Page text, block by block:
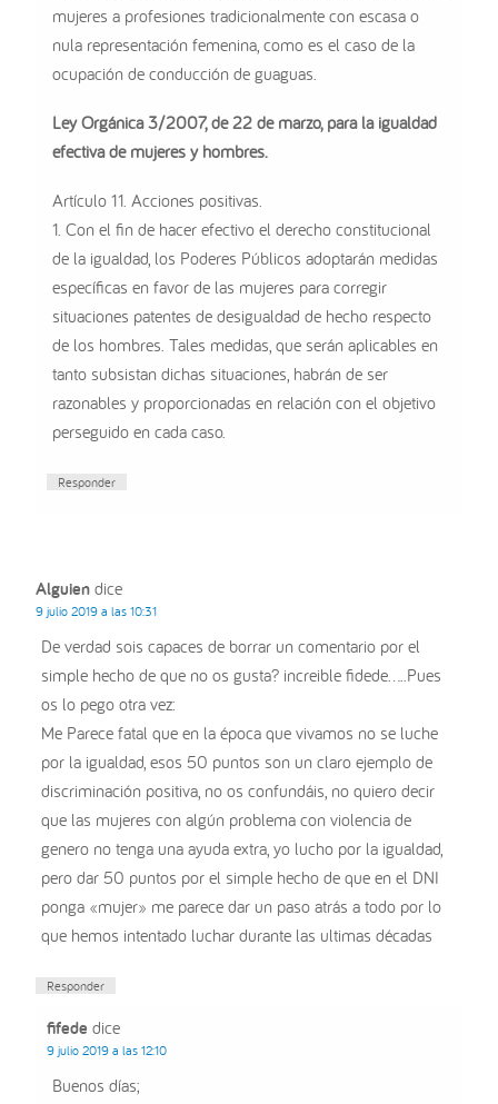
mujeres a profesiones tradicionalmente con escasa o
nula representación femenina, como es el caso de la
ocupación de conducción de guaguas.
Ley Orgánica 3/2007, de 22 de marzo, para la igualdad
efectiva de mujeres y hombres.
Artículo 11. Acciones positivas.
1. Con el fin de hacer efectivo el derecho constitucional
de la igualdad, los Poderes Públicos adoptarán medidas
específicas en favor de las mujeres para corregir
situaciones patentes de desigualdad de hecho respecto
de los hombres. Tales medidas, que serán aplicables en
tanto subsistan dichas situaciones, habrán de ser
razonables y proporcionadas en relación con el objetivo
perseguido en cada caso.
Responder
Alguien dice
9 julio 2019 a las 10:31
De verdad sois capaces de borrar un comentario por el
simple hecho de que no os gusta? increible fidede…..Pues
os lo pego otra vez:
Me Parece fatal que en la época que vivamos no se luche
por la igualdad, esos 50 puntos son un claro ejemplo de
discriminación positiva, no os confundáis, no quiero decir
que las mujeres con algún problema con violencia de
genero no tenga una ayuda extra, yo lucho por la igualdad,
pero dar 50 puntos por el simple hecho de que en el DNI
ponga «mujer» me parece dar un paso atrás a todo por lo
que hemos intentado luchar durante las ultimas décadas
Responder
fifede dice
9 julio 2019 a las 12:10
Buenos días;